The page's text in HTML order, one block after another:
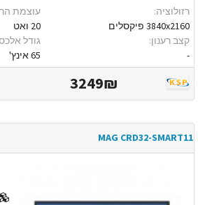
רזולוציה:
3840x2160 פיקסלים
קצב רענון:
-
עוצמת
20 ואט
גודל
65 אינץ'
3249₪
MAG CRD32-SMART11